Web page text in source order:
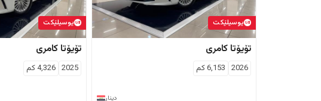
يوسیلێكت
تۆیۆتا کامری
2026
6,153كم
دینار
يوسیلێكت
تۆیۆتا کامری
2025
4,326كم